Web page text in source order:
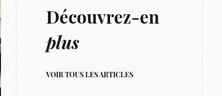
Découvrez-en
plus
VOIR TOUS LES ARTICLES